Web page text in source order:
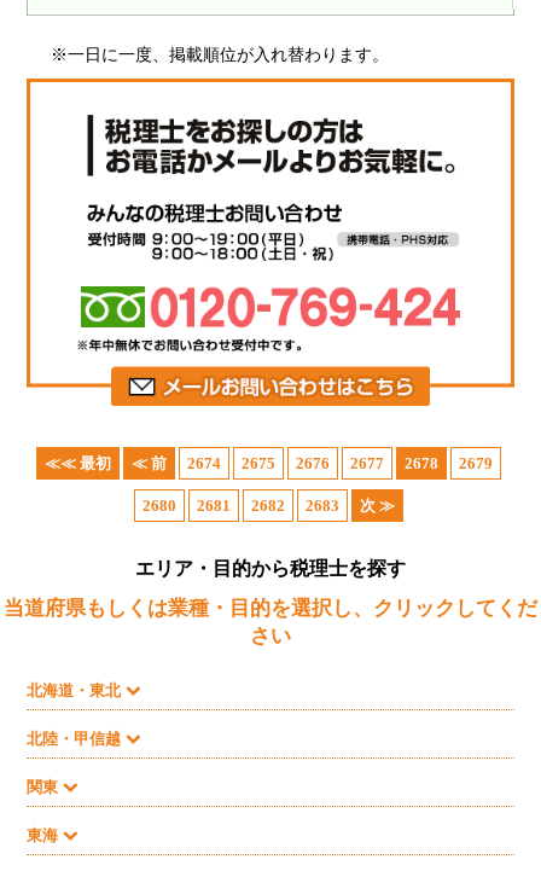
※一日に一度、掲載順位が入れ替わります。
≪≪ 最初 ≪ 前 2674 2675 2676 2677 2678 2679
2680 2681 2682 2683 次 ≫
エリア・目的から税理士を探す
当道府県もしくは業種・目的を選択し、クリックしてくだ
さい
北海道・東北
北陸・甲信越
関東
東海